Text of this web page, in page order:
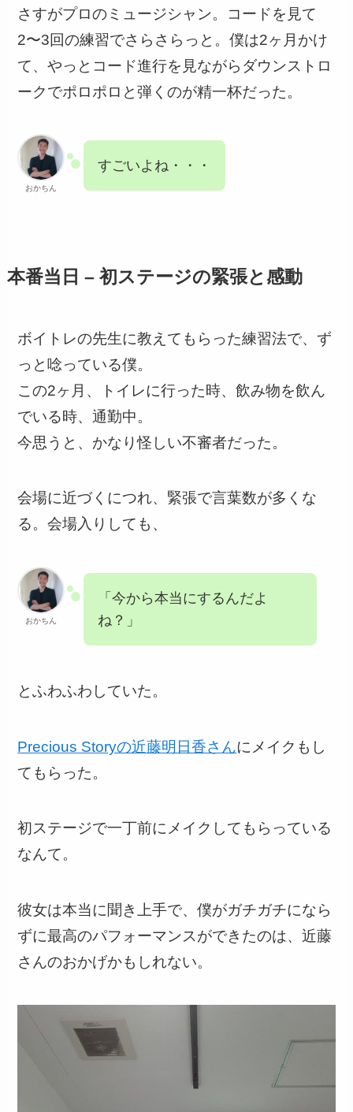
さすがプロのミュージシャン。コードを見て
2〜3回の練習でさらさらっと。僕は2ヶ月かけ
て、やっとコード進行を見ながらダウンストロ
ークでポロポロと弾くのが精一杯だった。
おかちん
すごいよね・・・
本番当日 – 初ステージの緊張と感動
ボイトレの先生に教えてもらった練習法で、ず
っと唸っている僕。
この2ヶ月、トイレに行った時、飲み物を飲ん
でいる時、通勤中。
今思うと、かなり怪しい不審者だった。
会場に近づくにつれ、緊張で言葉数が多くな
る。会場入りしても、
おかちん
「今から本当にするんだよ
ね？」
とふわふわしていた。
Precious Storyの近藤明日香さんにメイクもし
てもらった。
初ステージで一丁前にメイクしてもらっている
なんて。
彼女は本当に聞き上手で、僕がガチガチになら
ずに最高のパフォーマンスができたのは、近藤
さんのおかげかもしれない。